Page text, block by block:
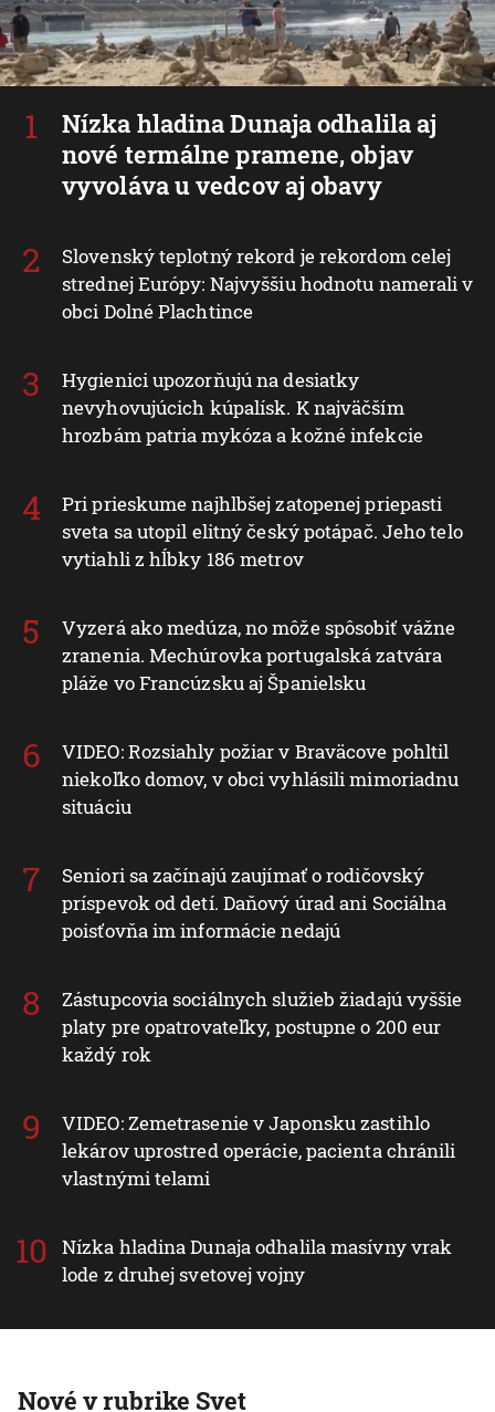
Nízka hladina Dunaja odhalila aj
nové termálne pramene, objav
vyvoláva u vedcov aj obavy
Slovenský teplotný rekord je rekordom celej
strednej Európy: Najvyššiu hodnotu namerali v
obci Dolné Plachtince
Hygienici upozorňujú na desiatky
nevyhovujúcich kúpalísk. K najväčším
hrozbám patria mykóza a kožné infekcie
Pri prieskume najhlbšej zatopenej priepasti
sveta sa utopil elitný český potápač. Jeho telo
vytiahli z hĺbky 186 metrov
Vyzerá ako medúza, no môže spôsobiť vážne
zranenia. Mechúrovka portugalská zatvára
pláže vo Francúzsku aj Španielsku
VIDEO: Rozsiahly požiar v Braväcove pohltil
niekoľko domov, v obci vyhlásili mimoriadnu
situáciu
Seniori sa začínajú zaujímať o rodičovský
príspevok od detí. Daňový úrad ani Sociálna
poisťovňa im informácie nedajú
Zástupcovia sociálnych služieb žiadajú vyššie
platy pre opatrovateľky, postupne o 200 eur
každý rok
VIDEO: Zemetrasenie v Japonsku zastihlo
lekárov uprostred operácie, pacienta chránili
vlastnými telami
Nízka hladina Dunaja odhalila masívny vrak
lode z druhej svetovej vojny
Nové v rubrike Svet